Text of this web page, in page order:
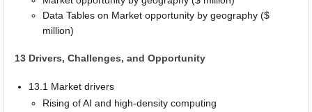
Data Tables on Market opportunity by geography ($
million)
13 Drivers, Challenges, and Opportunity
13.1 Market drivers
Rising of AI and high-density computing